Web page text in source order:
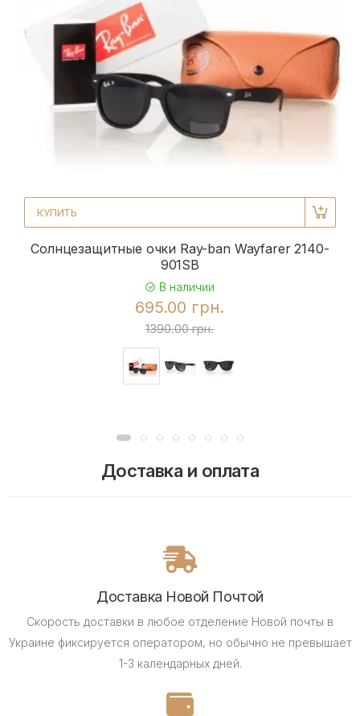
КУПИТЬ
Солнцезащитные очки Ray-ban Wayfarer 2140-
901SB
В наличии
695.00 грн.
1390.00 грн.
Доставка и оплата
Доставка Новой Почтой
Скорость доставки в любое отделение Новой почты в
Украине фиксируется оператором, но обычно не превышает
1-3 календарных дней.